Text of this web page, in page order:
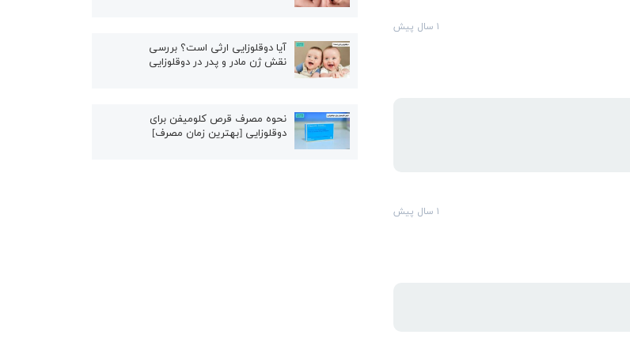
۱ سال پیش
۱ سال پیش
آیا دوقلوزایی ارثی است؟ بررسی
نقش ژن مادر و پدر در دوقلوزایی
نحوه مصرف قرص کلومیفن برای
دوقلوزایی [بهترین زمان مصرف]